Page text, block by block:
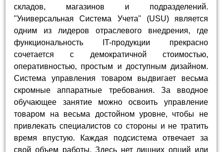
складов, магазинов и подразделений.
"Универсальная Система Учета" (USU) является
одним из лидеров отраслевого внедрения, где
функциональность IT-продукции прекрасно
сочетается с демократичной стоимостью,
оперативностью, простым и доступным дизайном.
Система управления товаром выдвигает весьма
скромные аппаратные требования. За вводное
обучающее занятие можно освоить управление
товаром на весьма достойном уровне, чтобы не
привлекать специалистов со стороны и не тратить
время впустую. Каждая подсистема отвечает за
свой объем работы. Здесь нет лишних опций или